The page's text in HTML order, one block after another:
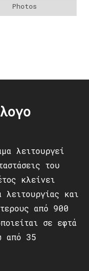
Photos
λειτουργεί
του
κλείνει
λειτουργίας και
από 900
σε εφτά
από 35